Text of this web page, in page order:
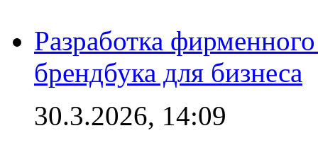
Разработка
брендбука для бизнеса
30.3.2026, 14:09